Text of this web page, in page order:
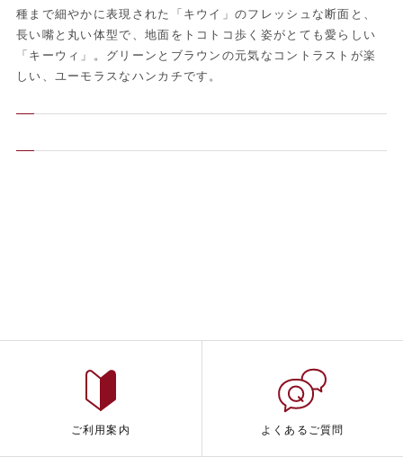
種まで細やかに表現された「キウイ」のフレッシュな断面と、
長い嘴と丸い体型で、地面をトコトコ歩く姿がとても愛らしい
「キーウィ」。グリーンとブラウンの元気なコントラストが楽
しい、ユーモラスなハンカチです。
ご利用案内 よくあるご質問